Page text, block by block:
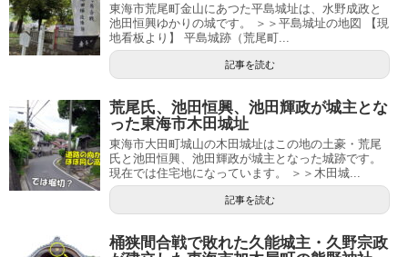
東海市荒尾町金山にあつた平島城址は、水野成政と
池田恒興ゆかりの城です。 ＞＞平島城址の地図 【現
地看板より】 平島城跡（荒尾町...
記事を読む
荒尾氏、池田恒興、池田輝政が城主とな
った東海市木田城址
東海市大田町城山の木田城址はこの地の土豪・荒尾
氏と池田恒興、池田輝政が城主となった城跡です。
現在では住宅地になっています。 ＞＞木田城...
記事を読む
桶狭間合戦で敗れた久能城主・久野宗政